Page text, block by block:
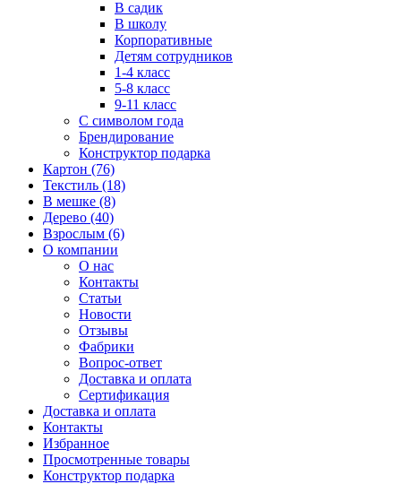
В садик
В школу
Корпоративные
Детям сотрудников
1-4 класс
5-8 класс
9-11 класс
С символом года
Брендирование
Конструктор подарка
Картон (76)
Текстиль (18)
В мешке (8)
Дерево (40)
Взрослым (6)
О компании
О нас
Контакты
Статьи
Новости
Отзывы
Фабрики
Вопрос-ответ
Доставка и оплата
Сертификация
Доставка и оплата
Контакты
Избранное
Просмотренные товары
Конструктор подарка